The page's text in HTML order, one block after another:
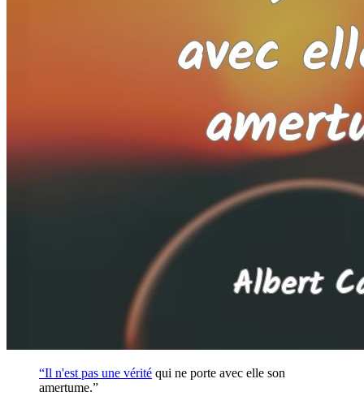
“Il n'est pas une vérité qui ne porte avec elle son
amertume.”